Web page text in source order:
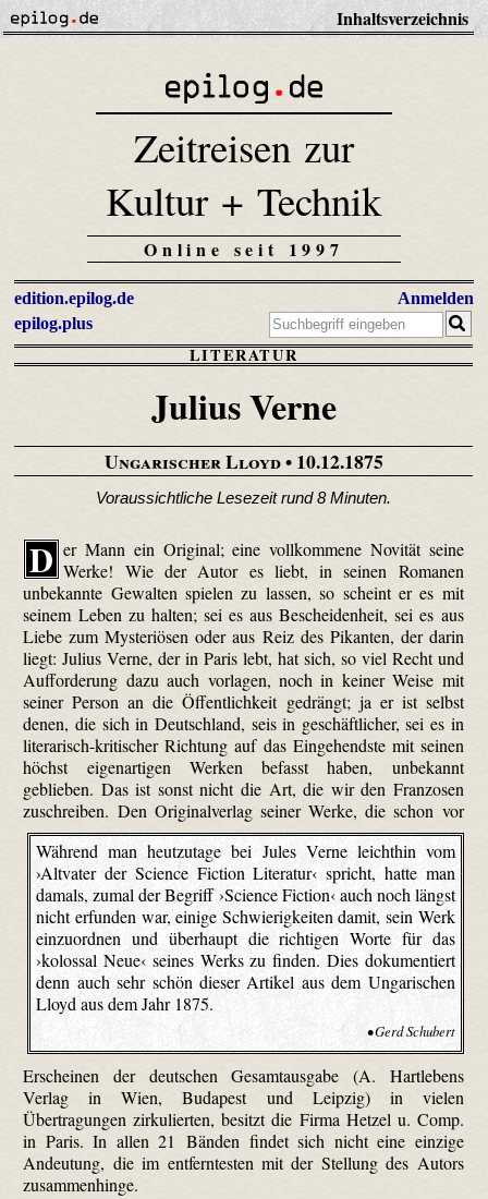
Inhaltsverzeichnis
Zeitreisen zur
Kultur + Technik
Online seit 1997
edition.epilog.de
epilog.plus
Anmelden
LITERATUR
Julius Verne
Ungarischer Lloyd• 10.12.1875
Voraussichtliche Lesezeit rund 8 Minuten.
D er Mann ein Original; eine vollkommene Novität seine
Werke! Wie der Autor es liebt, in seinen Romanen
unbekannte Gewalten spielen zu lassen, so scheint er es mit
seinem Leben zu halten; sei es aus Bescheidenheit, sei es aus
Liebe zum Mysteriösen oder aus Reiz des Pikanten, der darin
liegt: Julius Verne, der in Paris lebt, hat sich, so viel Recht und
Aufforderung dazu auch vorlagen, noch in keiner Weise mit
seiner Person an die Öffentlichkeit gedrängt; ja er ist selbst
denen, die sich in Deutschland, seis in geschäftlicher, sei es in
literarisch-kritischer Richtung auf das Eingehendste mit seinen
höchst eigenartigen Werken befasst haben, unbekannt
geblieben. Das ist sonst nicht die Art, die wir den Franzosen
zuschreiben.
Während man heutzutage bei Jules Verne leichthin vom
›Altvater der Science Fiction Literatur‹ spricht, hatte man
damals, zumal der Begriff ›Science Fiction‹ auch noch längst
nicht erfunden war, einige Schwierigkeiten damit, sein Werk
einzuordnen und überhaupt die richtigen Worte für das
›kolossal Neue‹ seines Werks zu finden. Dies dokumentiert
denn auch sehr schön dieser Artikel aus dem Ungarischen
Lloyd aus dem Jahr 1875.
• Gerd Schubert
Den Originalverlag seiner Werke, die schon vor
Erscheinen der deutschen Gesamtausgabe (A. Hartlebens
Verlag in Wien, Budapest und Leipzig) in vielen
Übertragungen zirkulierten, besitzt die Firma Hetzel u. Comp.
in Paris. In allen 21 Bänden findet sich nicht eine einzige
Andeutung, die im entferntesten mit der Stellung des Autors
zusammenhinge.